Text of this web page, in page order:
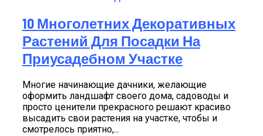
10 Многолетних Декоративных
Растений Для Посадки На
Приусадебном Участке
Многие начинающие дачники, желающие
оформить ландшафт своего дома, садоводы и
просто ценители прекрасного решают красиво
высадить свои растения на участке, чтобы и
смотрелось приятно,...